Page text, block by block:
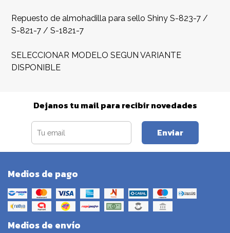
Repuesto de almohadilla para sello Shiny S-823-7 /
S-821-7 / S-1821-7
SELECCIONAR MODELO SEGUN VARIANTE
DISPONIBLE
Dejanos tu mail para recibir novedades
Enviar
Medios de pago
Medios de envío